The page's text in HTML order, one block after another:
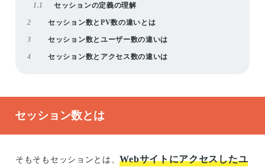
1.1 セッションの定義の理解
2 セッション数とPV数の違いとは
3 セッション数とユーザー数の違いは
4 セッション数とアクセス数の違いは
セッション数とは
そもそもセッションとは、Webサイトにアクセスしたユ